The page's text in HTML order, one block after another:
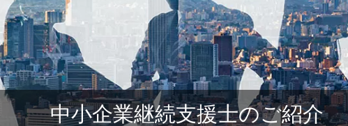
中小企業継続支援士のご紹介